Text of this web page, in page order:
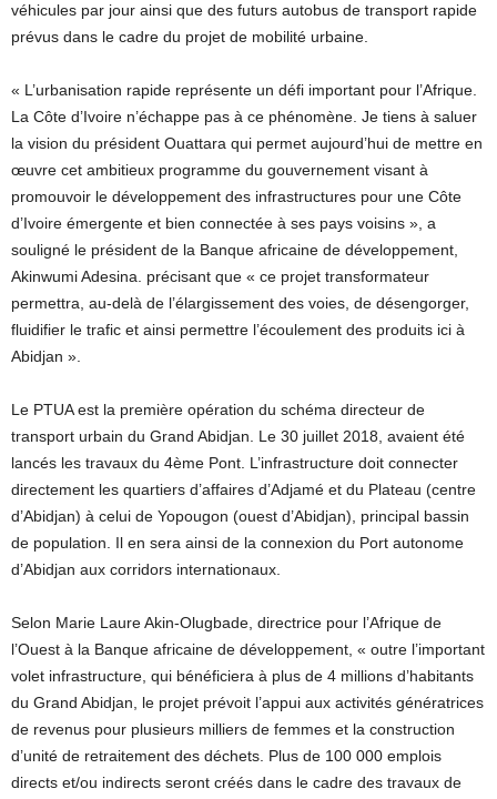
véhicules par jour ainsi que des futurs autobus de transport rapide
prévus dans le cadre du projet de mobilité urbaine.
« L’urbanisation rapide représente un défi important pour l’Afrique.
La Côte d’Ivoire n’échappe pas à ce phénomène. Je tiens à saluer
la vision du président Ouattara qui permet aujourd’hui de mettre en
œuvre cet ambitieux programme du gouvernement visant à
promouvoir le développement des infrastructures pour une Côte
d’Ivoire émergente et bien connectée à ses pays voisins », a
souligné le président de la Banque africaine de développement,
Akinwumi Adesina. précisant que « ce projet transformateur
permettra, au-delà de l’élargissement des voies, de désengorger,
fluidifier le trafic et ainsi permettre l’écoulement des produits ici à
Abidjan ».
Le PTUA est la première opération du schéma directeur de
transport urbain du Grand Abidjan. Le 30 juillet 2018, avaient été
lancés les travaux du 4ème Pont. L’infrastructure doit connecter
directement les quartiers d’affaires d’Adjamé et du Plateau (centre
d’Abidjan) à celui de Yopougon (ouest d’Abidjan), principal bassin
de population. Il en sera ainsi de la connexion du Port autonome
d’Abidjan aux corridors internationaux.
Selon Marie Laure Akin-Olugbade, directrice pour l’Afrique de
l’Ouest à la Banque africaine de développement, « outre l’important
volet infrastructure, qui bénéficiera à plus de 4 millions d’habitants
du Grand Abidjan, le projet prévoit l’appui aux activités génératrices
de revenus pour plusieurs milliers de femmes et la construction
d’unité de retraitement des déchets. Plus de 100 000 emplois
directs et/ou indirects seront créés dans le cadre des travaux de